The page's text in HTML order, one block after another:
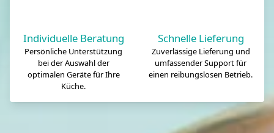
Individuelle Beratung
Persönliche Unterstützung
bei der Auswahl der
optimalen Geräte für Ihre
Küche.
Schnelle Lieferung
Zuverlässige Lieferung und
umfassender Support für
einen reibungslosen Betrieb.